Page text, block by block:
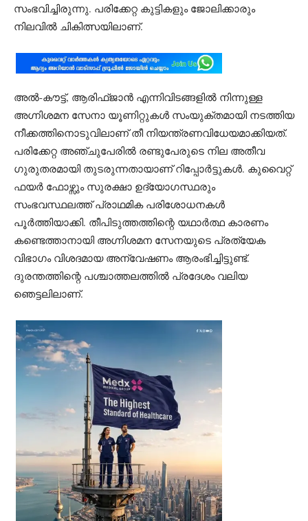
സംഭവിച്ചിരുന്നു. പരിക്കേറ്റ കുട്ടികളും ജോലിക്കാരും
നിലവിൽ ചികിത്സയിലാണ്.
അൽ-കൗട്ട്, ആരിഫ്ജാൻ എന്നിവിടങ്ങളിൽ നിന്നുള്ള
അഗ്നിശമന സേനാ യൂണിറ്റുകൾ സംയുക്തമായി നടത്തിയ
നീക്കത്തിനൊടുവിലാണ് തീ നിയന്ത്രണവിധേയമാക്കിയത്.
പരിക്കേറ്റ അഞ്ചുപേരിൽ രണ്ടുപേരുടെ നില അതീവ
ഗുരുതരമായി തുടരുന്നതായാണ് റിപ്പോർട്ടുകൾ. കുവൈറ്റ്
ഫയർ ഫോഴ്സും സുരക്ഷാ ഉദ്യോഗസ്ഥരും
സംഭവസ്ഥലത്ത് പ്രാഥമിക പരിശോധനകൾ
പൂർത്തിയാക്കി. തീപിടുത്തത്തിന്റെ യഥാർത്ഥ കാരണം
കണ്ടെത്താനായി അഗ്നിശമന സേനയുടെ പ്രത്യേക
വിഭാഗം വിശദമായ അന്വേഷണം ആരംഭിച്ചിട്ടുണ്ട്.
ദുരന്തത്തിന്റെ പശ്ചാത്തലത്തിൽ പ്രദേശം വലിയ
ഞെട്ടലിലാണ്.